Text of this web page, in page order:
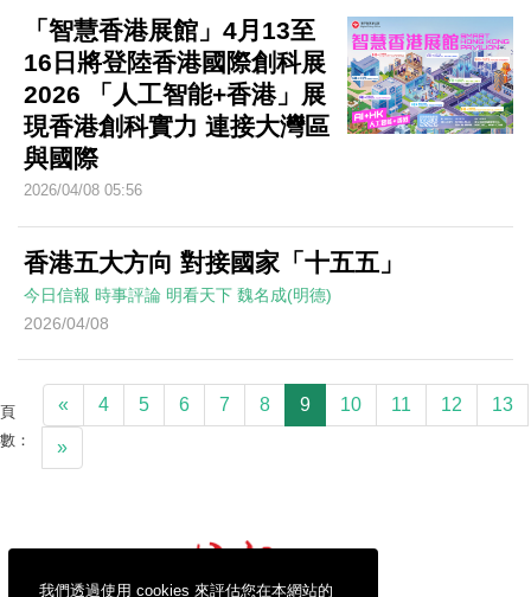
我們透過使用 cookies 來評估您在本網站的
「智慧香港展館」4月13至
16日將登陸香港國際創科展
2026 「人工智能+香港」展
現香港創科實力 連接大灣區
與國際
2026/04/08 05:56
香港五大方向 對接國家「十五五」
今日信報 時事評論 明看天下 魏名成(明德)
2026/04/08
頁
數：
« 4 5 6 7 8 9 10 11 12 13
»